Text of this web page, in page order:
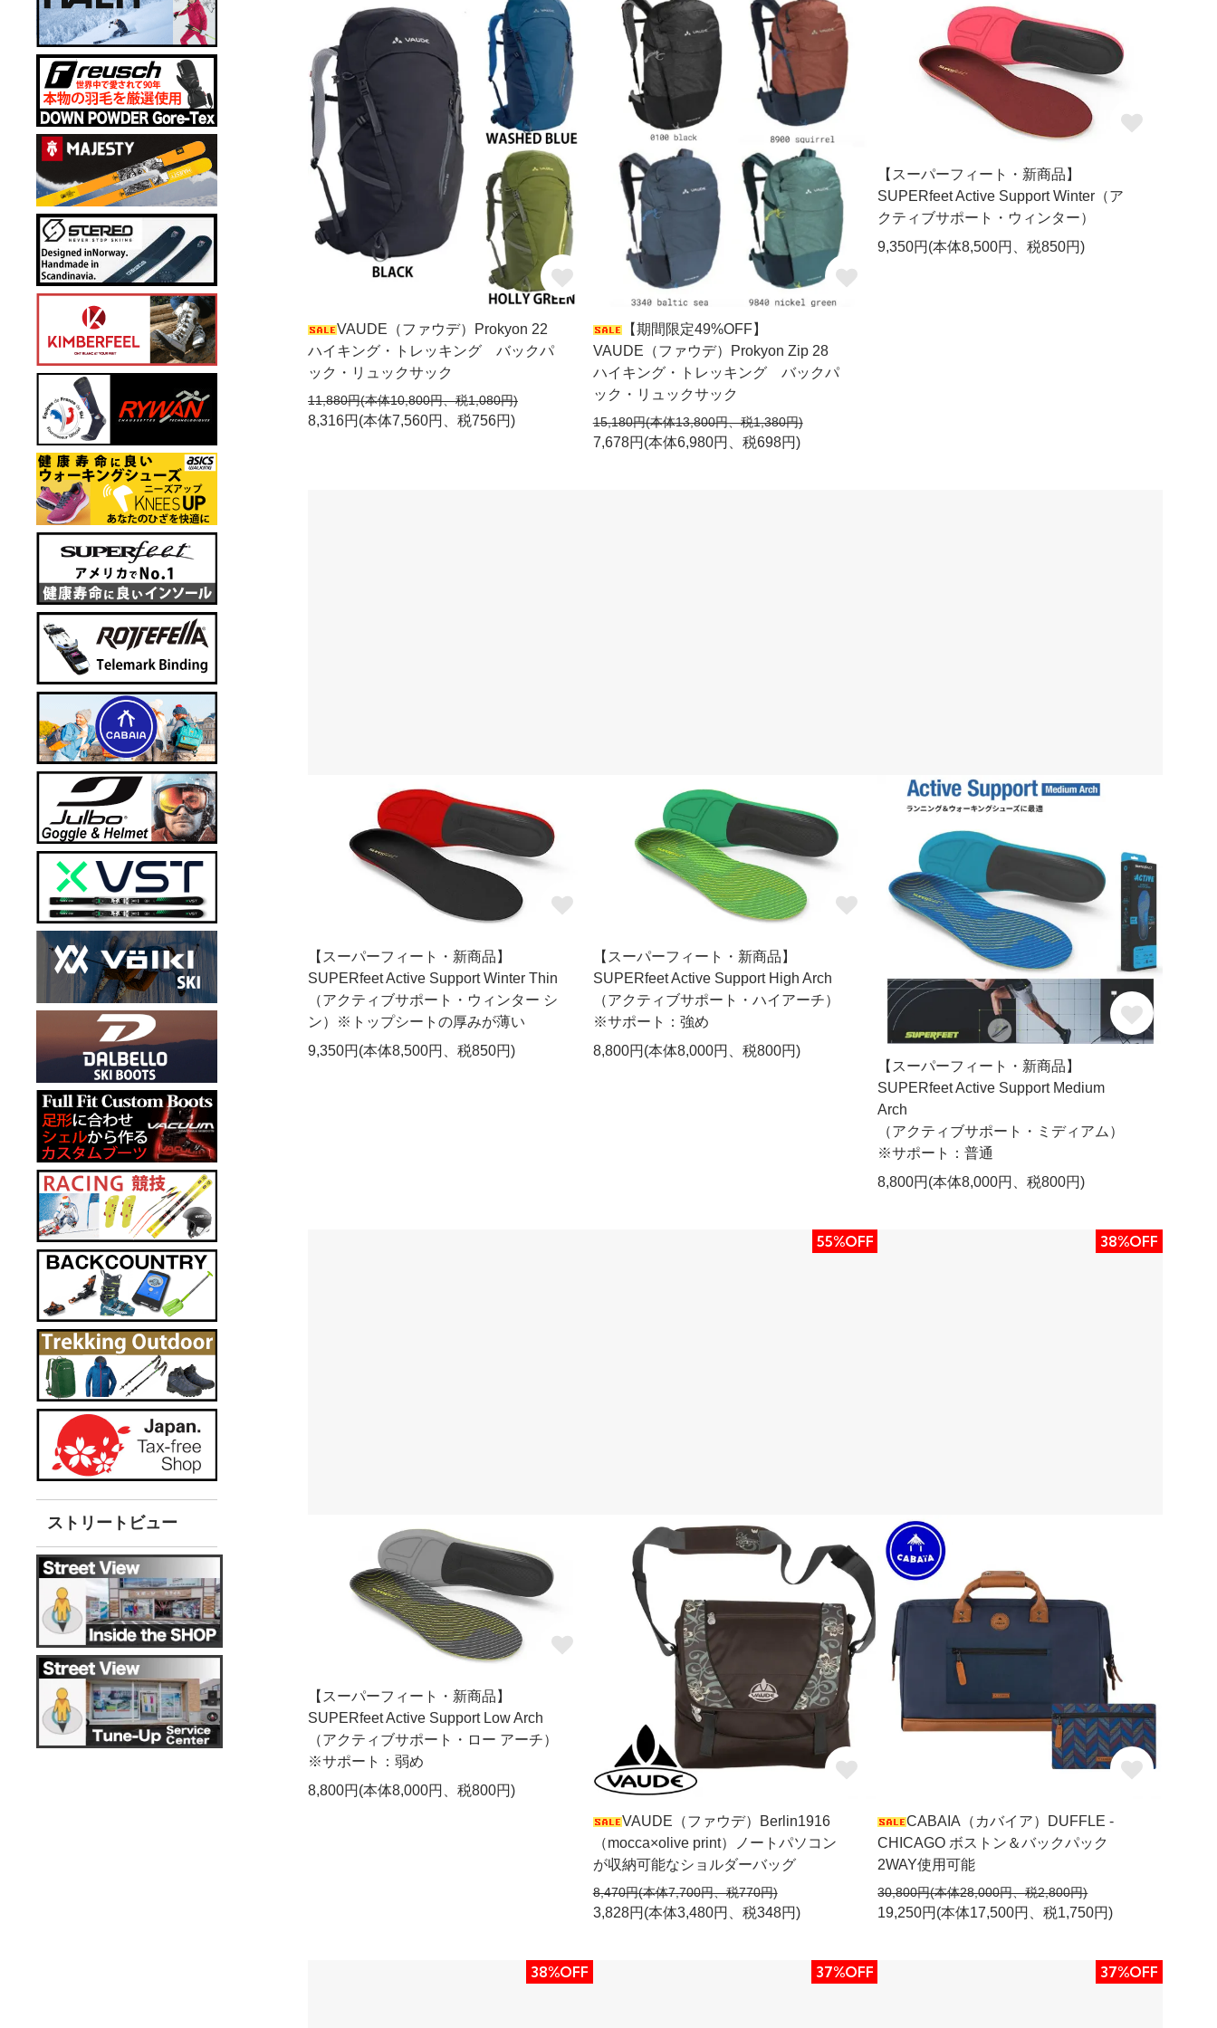
ストリートビュー
VAUDE（ファウデ）Prokyon 22
ハイキング・トレッキング バックパ
ック・リュックサック
11,880円(本体10,800円、税1,080円)
8,316円(本体7,560円、税756円)
【期間限定49%OFF】
VAUDE（ファウデ）Prokyon Zip 28
ハイキング・トレッキング バックパ
ック・リュックサック
15,180円(本体13,800円、税1,380円)
7,678円(本体6,980円、税698円)
【スーパーフィート・新商品】
SUPERfeet Active Support Winter（ア
クティブサポート・ウィンター）
9,350円(本体8,500円、税850円)
【スーパーフィート・新商品】
SUPERfeet Active Support Winter Thin
（アクティブサポート・ウィンター シ
ン）※トップシートの厚みが薄い
9,350円(本体8,500円、税850円)
【スーパーフィート・新商品】
SUPERfeet Active Support High Arch
（アクティブサポート・ハイアーチ）
※サポート：強め
8,800円(本体8,000円、税800円)
【スーパーフィート・新商品】
SUPERfeet Active Support Medium
Arch
（アクティブサポート・ミディアム）
※サポート：普通
8,800円(本体8,000円、税800円)
【スーパーフィート・新商品】
SUPERfeet Active Support Low Arch
（アクティブサポート・ロー アーチ）
※サポート：弱め
8,800円(本体8,000円、税800円)
55%OFF
VAUDE（ファウデ）Berlin1916
（mocca×olive print）ノートパソコン
が収納可能なショルダーバッグ
8,470円(本体7,700円、税770円)
3,828円(本体3,480円、税348円)
38%OFF
CABAIA（カバイア）DUFFLE -
CHICAGO ボストン＆バックパック
2WAY使用可能
30,800円(本体28,000円、税2,800円)
19,250円(本体17,500円、税1,750円)
38%OFF 37%OFF 37%OFF